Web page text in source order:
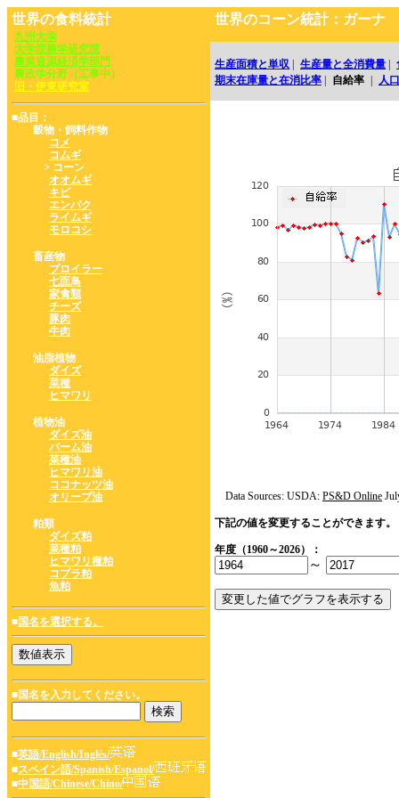
世界の食料統計
九州大学
大学院農学研究院
農業資源経済学部門
農政学分野（工事中）
旧・伊東研究室
■品目：
穀物・飼料作物
コメ
コムギ
> コーン
オオムギ
キビ
エンバク
ライムギ
モロコシ
畜産物
ブロイラー
七面鳥
家禽類
チーズ
豚肉
牛肉
油脂植物
ダイズ
菜種
ヒマワリ
植物油
ダイズ油
パーム油
菜種油
ヒマワリ油
ココナッツ油
オリーブ油
粕類
ダイズ粕
菜種粕
ヒマワリ種粕
コプラ粕
魚粕
■国名を選択する。
■国名を入力してください。
■英語/English/Inglés/
■スペイン語/Spanish/Espanol/
■中国語/Chinese/Chino/
世界のコーン統計：ガーナ
生産面積と単収 生産量と全消費量
期末在庫量と在消比率
自給率 人口
Data Sources: USDA: PS&D Online
下記の値を変更することができます。
年度（1960～2026）：
～